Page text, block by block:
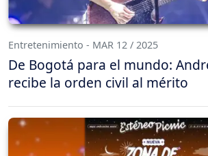
Entretenimiento - MAR 12 / 2025
De Bogotá para el mundo:
recibe la orden civil al mérito